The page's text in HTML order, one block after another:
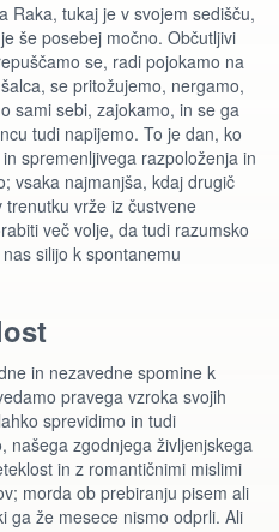
Raka, tukaj je v svojem sedišču,
še posebej močno. Občutljivi
se, radi pojokamo na
se pritožujemo, nergamo,
sami sebi, zajokamo, in se ga
tudi napijemo. To je dan, ko
spremenljivega razpoloženja in
vsaka najmanjša, kdaj drugič
vrže iz čustvene
več volje, da tudi razumsko
silijo k spontanemu
in nezavedne spomine k
pravega vzroka svojih
sprevidimo in tudi
našega zgodnjega življenjskega
in z romantičnimi mislimi
morda ob prebiranju pisem ali
ga že mesece nismo odprli. Ali